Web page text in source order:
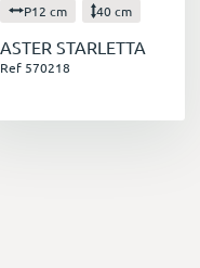
P12 cm 40 cm
ASTER STARLETTA
Ref 570218